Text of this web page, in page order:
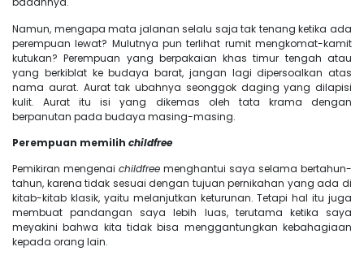
Namun, mengapa mata jalanan selalu saja tak tenang ketika ada
perempuan lewat? Mulutnya pun terlihat rumit mengkomat-kamit
kutukan? Perempuan yang berpakaian khas timur tengah atau
yang berkiblat ke budaya barat, jangan lagi dipersoalkan atas
nama aurat. Aurat tak ubahnya seonggok daging yang dilapisi
kulit. Aurat itu isi yang dikemas oleh tata krama dengan
berpanutan pada budaya masing-masing.
Perempuan memilih childfree
Pemikiran mengenai childfree menghantui saya selama bertahun-
tahun, karena tidak sesuai dengan tujuan pernikahan yang ada di
kitab-kitab klasik, yaitu melanjutkan keturunan. Tetapi hal itu juga
membuat pandangan saya lebih luas, terutama ketika saya
meyakini bahwa kita tidak bisa menggantungkan kebahagiaan
kepada orang lain.